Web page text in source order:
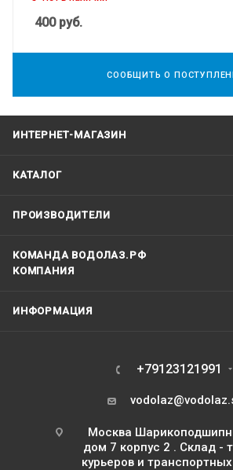
400руб.
СООБЩИТЬ О
ИНТЕРНЕТ-МАГАЗИН
КАТАЛОГ
ПРОИЗВОДИТЕЛИ
КОМАНДА ВОДОЛАЗ.РФ
КОМПАНИЯ
ИНФОРМАЦИЯ
+79123121991
Москва
дом 7 корпус 2 . Склад -
курьеров и